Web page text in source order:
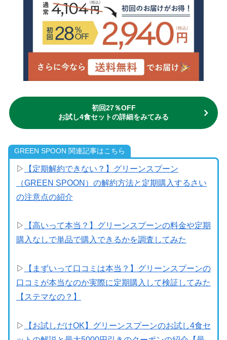
初回27％OFF
お試し4食セットの詳細をみてみる
GREEN SPOON 関連記事はこちら
▷
【定期解約できない？】グリーンスプーン
（GREEN SPOON）の解約方法と定期購入するさい
の注意点の紹介
▷
【高いって本当？】グリーンスプーンの料金や定期
購入なしで単品で購入できるかを調査してみた
▷
【まずいって口コミは本当？】グリーンスプーンの
口コミが本当なのか実際に定期購入して検証してみた
【ステマなの？】
▷
【お試しだけOK】グリーンスプーンのお試し4食セ